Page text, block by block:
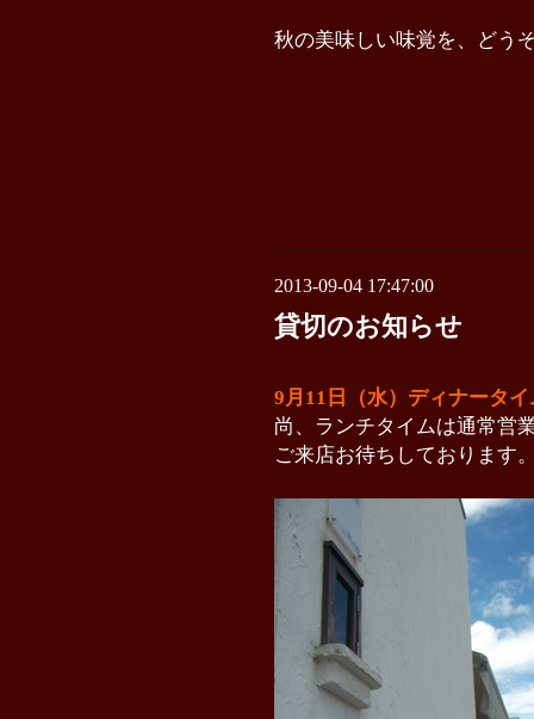
秋の美味しい味覚を、どう
2013-09-04 17:47:00
貸切のお知らせ
9月11日（水）ディナータイ
尚、ランチタイムは通常営
ご来店お待ちしております